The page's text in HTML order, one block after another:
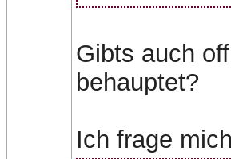
Gibts auch
behauptet?
Ich frage